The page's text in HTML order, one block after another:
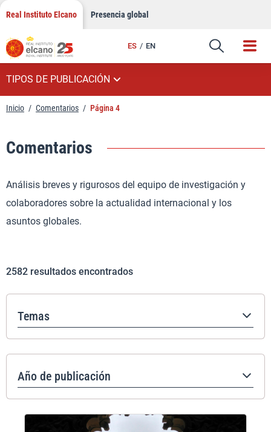
Saltar
contenido
Real Instituto Elcano Presencia global
ES EN
TIPOS DE PUBLICACIÓN
Inicio / Comentarios / Página 4
Comentarios
Análisis breves y rigurosos del equipo de investigación y
colaboradores sobre la actualidad internacional y los
asuntos globales.
2582 resultados encontrados
Temas
Año de publicación